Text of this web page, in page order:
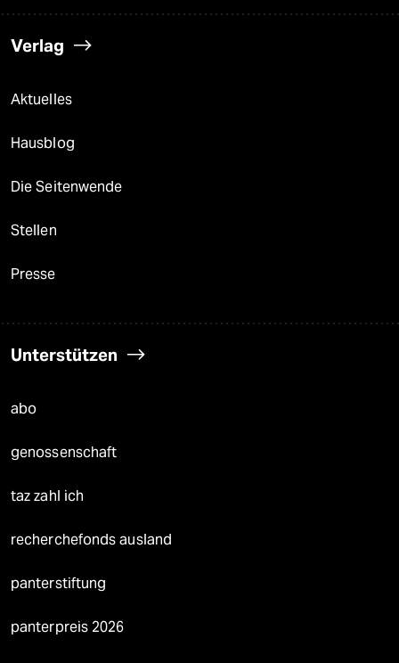
Verlag
Aktuelles
Hausblog
Die Seitenwende
Stellen
Presse
Unterstützen
abo
genossenschaft
taz zahl ich
recherchefonds ausland
panterstiftung
panterpreis 2026